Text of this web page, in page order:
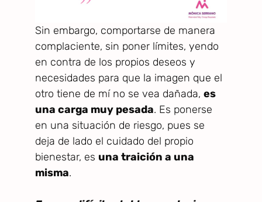
Sin embargo, comportarse de manera
complaciente, sin poner límites, yendo
en contra de los propios deseos y
necesidades para que la imagen que el
otro tiene de mí no se vea dañada, es
una carga muy pesada. Es ponerse
en una situación de riesgo, pues se
deja de lado el cuidado del propio
bienestar, es una traición a una
misma.